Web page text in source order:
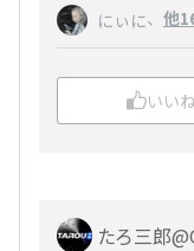
にぃに、 他
いいね
たろ三郎